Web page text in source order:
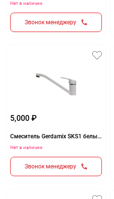
Нет в наличии
Звонок менеджеру
5,000 ₽
Смеситель Gerdamix SKS1 белый (GE-03)
Нет в наличии
Звонок менеджеру